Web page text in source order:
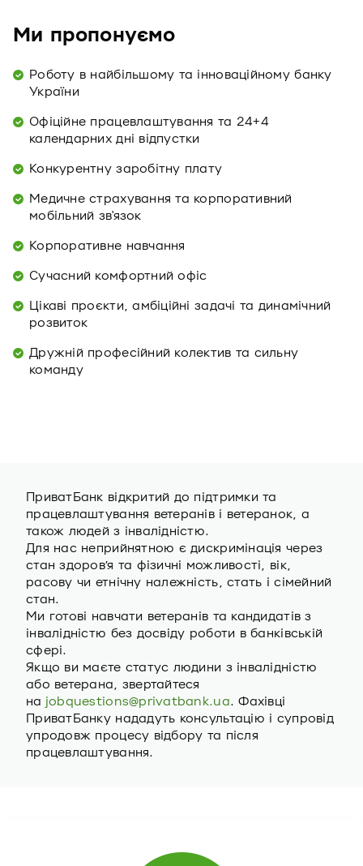
Ми пропонуємо
Роботу в найбільшому та інноваційному банку
України
Офіційне працевлаштування та 24+4
календарних дні відпустки
Конкурентну заробітну плату
Медичне страхування та корпоративний
мобільний зв'язок
Корпоративне навчання
Сучасний комфортний офіс
Цікаві проєкти, амбіційні задачі та динамічний
розвиток
Дружній професійний колектив та сильну
команду
ПриватБанк відкритий до підтримки та
працевлаштування ветеранів i ветеранок, а
також людей з інвалідністю.
Для нас неприйнятною є дискримінація через
стан здоров’я та фізичні можливості, вік,
расову чи етнічну належність, стать і сімейний
стан.
Ми готові навчати ветеранів та кандидатів з
інвалідністю без досвіду роботи в банківській
сфері.
Якщо ви маєте статус людини з інвалідністю
або ветерана, звертайтеся
на jobquestions@privatbank.ua. Фахівці
ПриватБанку нададуть консультацію і супровід
упродовж процесу відбору та після
працевлаштування.